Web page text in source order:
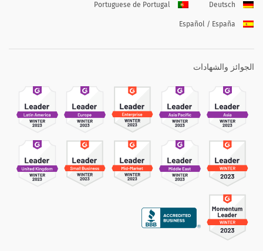
Deutsch
Portuguese de Portugal
Español / España
الجوائز والشهادات